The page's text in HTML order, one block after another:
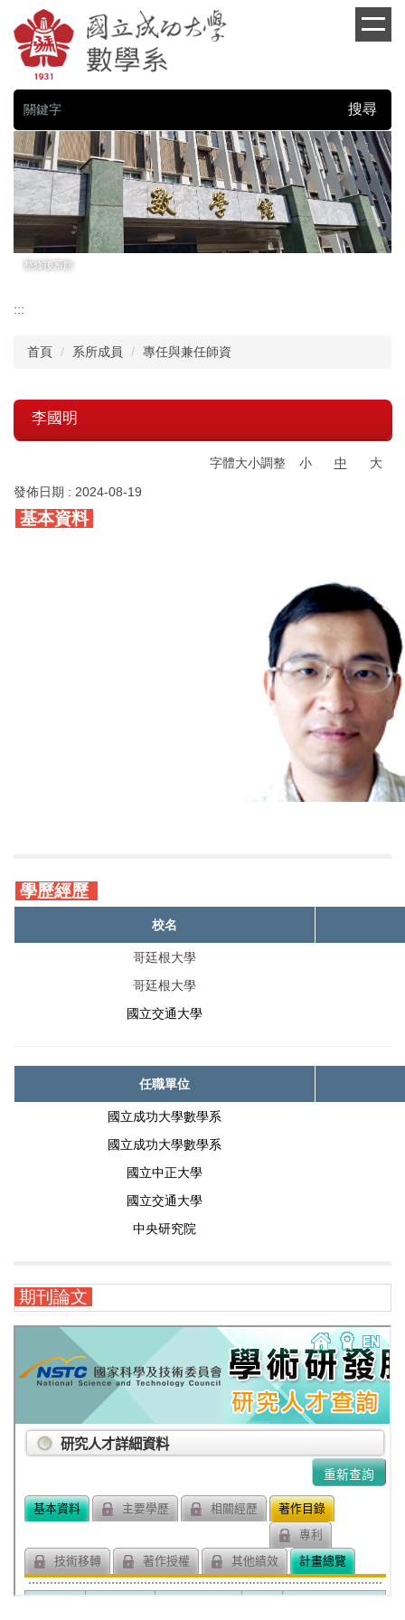
到
主
內
區
塊
搜尋
整修後系館
:::
首頁 系所成員 專任與兼任師資
李國明
字體大小調整 小 中
大
發佈日期 : 2024-08-19
基本資料
學歷經歷
校名
哥廷根大學
哥廷根大學
國立交通大學
任職單位
國立成功大學數學系
國立成功大學數學系
國立中正大學
國立交通大學
中央研究院
期刊論文